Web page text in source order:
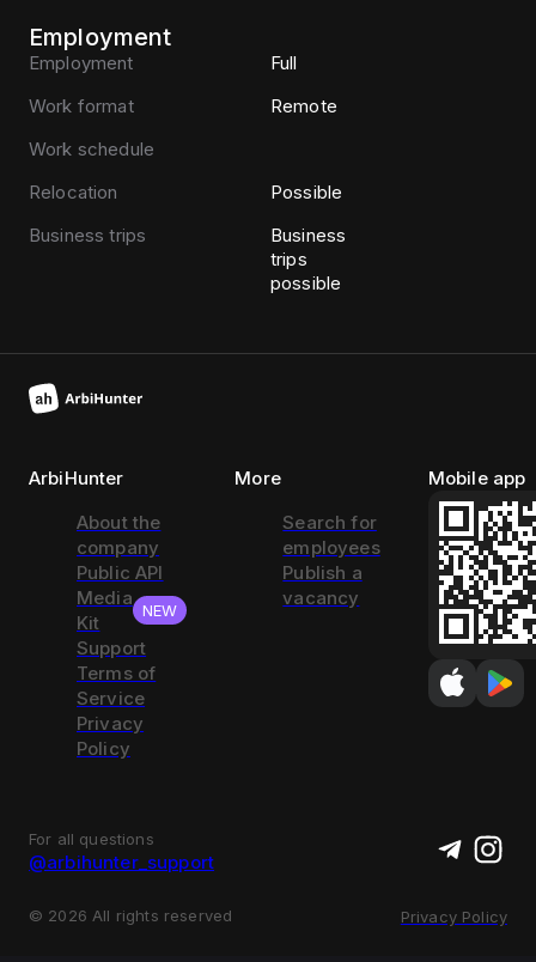
Employment
Employment
Full
Work format
Remote
Work schedule
Relocation
Possible
Business trips
Business
trips
possible
ArbiHunter
About the
company
Public API
Media
Kit
NEW
Support
Terms of
Service
Privacy
Policy
More
Search for
employees
Publish a
vacancy
Mobile app
For all questions
@arbihunter_support
© 2026 All rights reserved Privacy Policy